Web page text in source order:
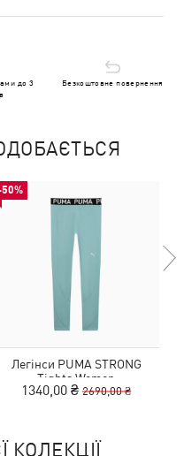
до 3
Безкоштовне повернення
Легінси PUMA STRONG
Tights Women
1340,00 ₴ 2690,00 ₴
КОЛЕКЦІЇ